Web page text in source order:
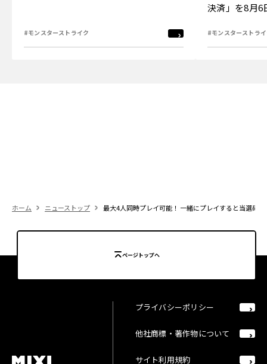
#モンスターストライク
決済」を8月6
#モンスターストラ
ホーム ニューストップ 最大4人同時プレイ可能！ 一緒にプレイすると当選確
ページトップへ
プライバシーポリシー
他社商標・著作物について
サイト利用規約